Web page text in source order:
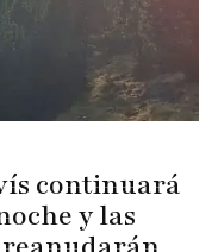
continuará
y las